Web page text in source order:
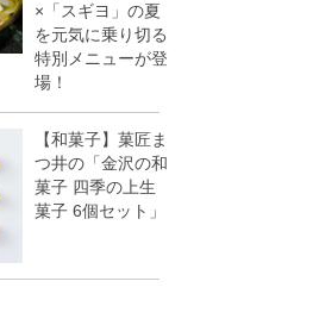
×「スギヨ」の夏
を元気に乗り切る
特別メニューが登
場！
【和菓子】菓匠ま
つ井の「金沢の和
菓子 四季の上生
菓子 6個セット」